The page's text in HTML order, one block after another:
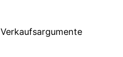
Verkaufsargumente